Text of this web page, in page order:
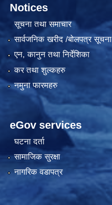
Notices
सूचना तथा समाचार
सार्वजनिक खरीद /बोलपत्र सूचना
एन, कानुन तथा निर्देशिका
कर तथा शुल्कहरु
नमुना फारमहरु
eGov services
घटना दर्ता
सामाजिक सुरक्षा
नागरिक वडापत्र